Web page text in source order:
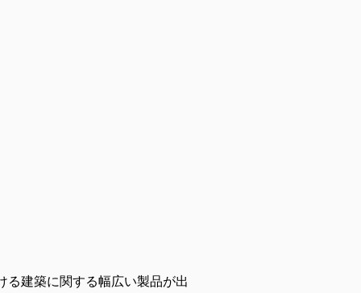
建築に関する幅広い製品が出